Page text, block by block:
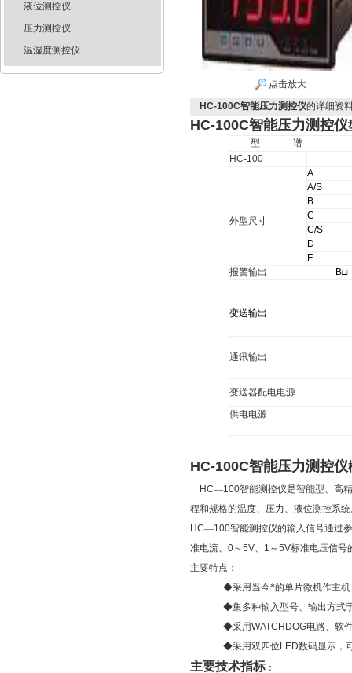
液位测控仪
压力测控仪
温湿度测控仪
点击放大
HC-100C智能压力测控仪的详细资
HC-100C智能压力测控仪
型
谱
HC-100
外型尺寸
A
A/S
B
C
C/S
D
F
报警输出
B□
变送输出
通讯输出
变送器配电电源
供电电源
HC-100C智能压力测控仪
HC—100智能测控仪是智能型、高
程和规格的温度、压力、液位测控系统
HC—100智能测控仪的输入信号通过
准电流、 0～5V、 1 ～5V标准电压信号
主要特点：
◆采用当今*的单片微机作主
◆集多种输入型号、输出方式
◆采用WATCHDOG电路、软
◆采用双四位 LED数码显示，
主要技术指标：